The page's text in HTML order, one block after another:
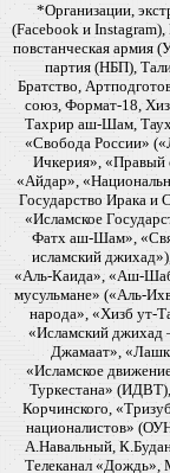
*Организации,
(Facebook и
повстанческая армия
партия (НБП),
Братство,
союз, Формат-18,
Тахрир аш-Шам,
«Свобода России»
Ичкерия», «Правый
«Айдар»,
Государство Ирака и
«Исламское
Фатх аш-Шам»,
исламский
«Аль-Каида», «Аш-
мусульмане» («Аль-
народа», «Хизб ут-
«Исламский джихад
Джамаат»,
«Исламское
Туркестана»
Корчинского,
националистов»
А.Навальный,
Телеканал «Дождь»,